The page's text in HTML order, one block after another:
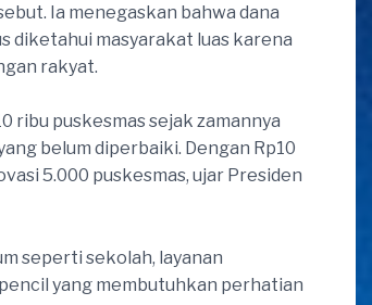
Ia menegaskan bahwa dana
diketahui masyarakat luas karena
rakyat.
ribu puskesmas sejak zamannya
belum diperbaiki. Dengan Rp10
5.000 puskesmas, ujar Presiden
seperti sekolah, layanan
yang membutuhkan perhatian